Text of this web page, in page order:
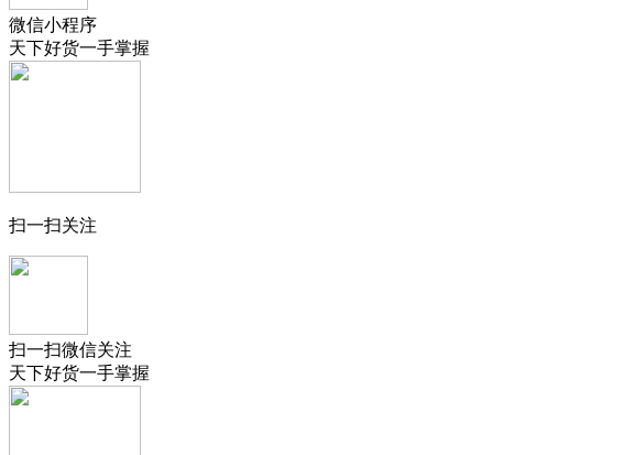
微信小程序
天下好货一手掌握
扫一扫关注
扫一扫微信关注
天下好货一手掌握